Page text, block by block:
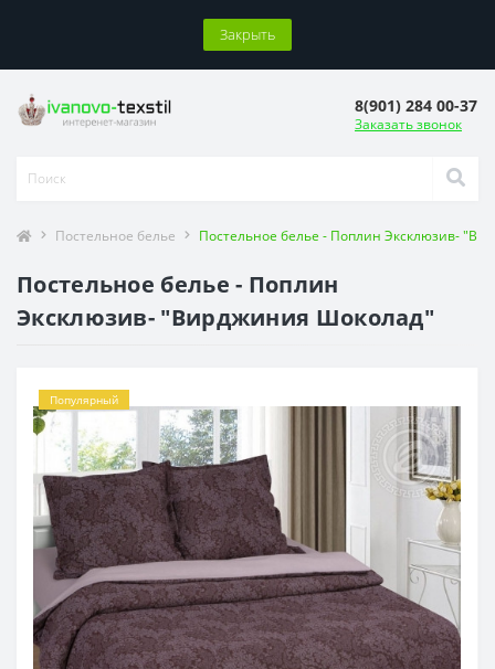
Закрыть
8(901) 284 00-37
Заказать звонок
Постельное белье Постельное белье - Поплин Эксклюзив-
Постельное белье - Поплин
Эксклюзив- "Вирджиния Шоколад"
Популярный